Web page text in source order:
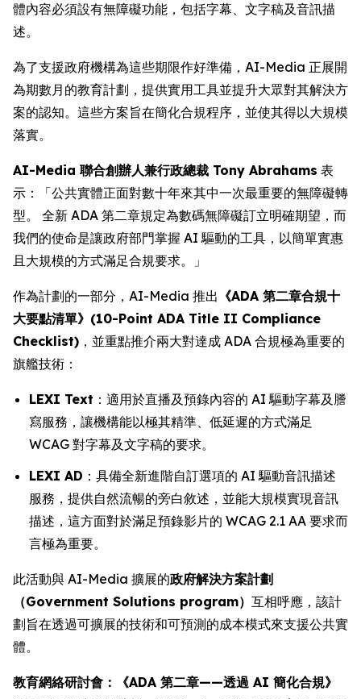
體內容必須設有無障礙功能，包括字幕、文字稿及音訊描
述。
為了支援政府機構為這些期限作好準備，AI-Media 正展開
為期數月的教育計劃，提供實用工具並提升大眾對其解決方
案的認知。這些方案旨在簡化合規程序，並使其得以大規模
落實。
AI-Media 聯合創辦人兼行政總裁 Tony Abrahams 表
示：「公共實體正面對數十年來其中一次最重要的無障礙轉
型。 全新 ADA 第二章規定為數碼無障礙訂立明確期望，而
我們的使命是讓政府部門掌握 AI 驅動的工具，以簡單實惠
且大規模的方式滿足合規要求。」
作為計劃的一部分，AI-Media 推出 《ADA 第二章合規十
大要點清單》(10-Point ADA Title II Compliance
Checklist) ，並重點推介兩大對達成 ADA 合規極為重要的
旗艦技術：
LEXI Text ：適用於直播及預錄內容的 AI 驅動字幕及謄
寫服務，讓機構能以極其精準、低延遲的方式滿足
WCAG 對字幕及文字稿的要求。
LEXI AD ：具備全新進階自訂選項的 AI 驅動音訊描述
服務，提供自然流暢的旁白敘述，並能大規模實現音訊
描述，這方面對於滿足預錄影片的 WCAG 2.1 AA 要求而
言極為重要。
此活動與 AI-Media 擴展的政府解決方案計劃
（Government Solutions program） 互相呼應，該計
劃旨在透過可擴展的技術和可預測的成本模式來支援公共實
體。
教育網絡研討會：《ADA 第二章——透過 AI 簡化合規》